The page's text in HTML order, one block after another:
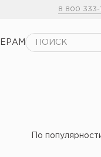
8 800 333-
По